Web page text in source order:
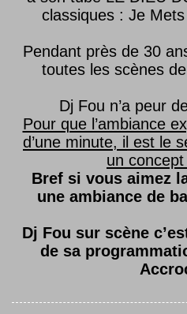
classiques : Je
Pendant près de 30
toutes les scènes
Dj Fou n’a peur
Pour que l’ambiance
d’une minute, il est le
un
Bref si vous aimez
une ambiance de
Dj Fou sur scène
de sa